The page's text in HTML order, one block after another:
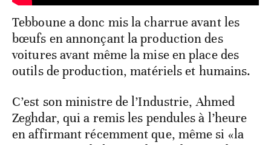
Tebboune a donc mis la charrue avant les
bœufs en annonçant la production des
voitures avant même la mise en place des
outils de production, matériels et humains.
C’est son ministre de l’Industrie, Ahmed
Zeghdar, qui a remis les pendules à l’heure
en affirmant récemment que, même si «la